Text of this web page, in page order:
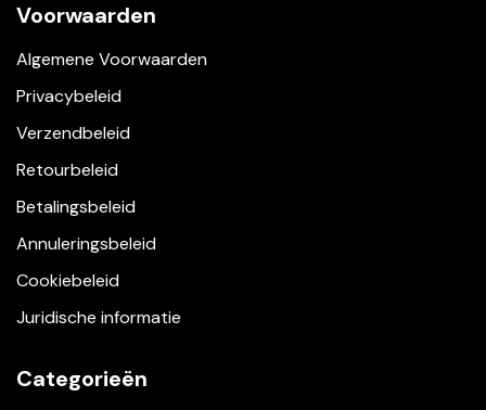
Voorwaarden
Algemene Voorwaarden
Privacybeleid
Verzendbeleid
Retourbeleid
Betalingsbeleid
Annuleringsbeleid
Cookiebeleid
Juridische informatie
Categorieën